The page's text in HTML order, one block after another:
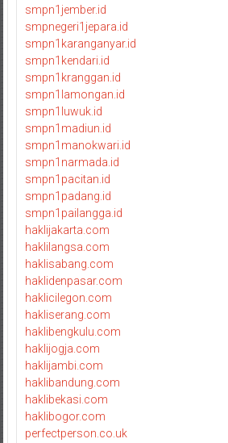
smpn1jember.id
smpnegeri1jepara.id
smpn1karanganyar.id
smpn1kendari.id
smpn1kranggan.id
smpn1lamongan.id
smpn1luwuk.id
smpn1madiun.id
smpn1manokwari.id
smpn1narmada.id
smpn1pacitan.id
smpn1padang.id
smpn1pailangga.id
haklijakarta.com
haklilangsa.com
haklisabang.com
haklidenpasar.com
haklicilegon.com
hakliserang.com
haklibengkulu.com
haklijogja.com
haklijambi.com
haklibandung.com
haklibekasi.com
haklibogor.com
perfectperson.co.uk